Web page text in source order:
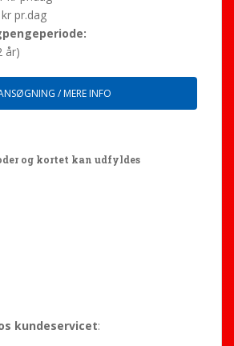
pr.dag
år)
/ MERE INFO
og kortet kan udfyldes
kundeservicet: